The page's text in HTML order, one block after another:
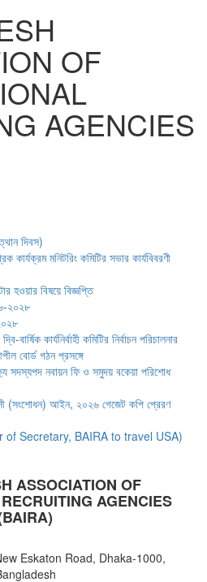
OF
AGENCIES
দিবস)
কার্যক্রম মনিটরিং কমিটির সভার কার্যবিবরণী
হওয়ার বিষয়ে বিজ্ঞপ্তি
২০২৮
কার্যনির্বাহী কমিটির নির্বাচন পরিচালনার
বোর্ড গঠন প্রসঙ্গে
সদস্যপদ নবায়ন ফি ও সমুদয় বকেয়া পরিশোধ
(সংশোধন) আইন, ২০২৬ গেজেট কপি প্রেরণ
Secretary, BAIRA to travel USA)
ASSOCIATION OF
AGENCIES
Eskaton Road, Dhaka-1000,